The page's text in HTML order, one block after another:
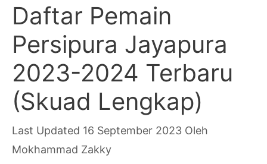
Daftar Pemain
Persipura Jayapura
2023-2024 Terbaru
(Skuad Lengkap)
16 September 2023 Oleh
Mokhammad Zakky